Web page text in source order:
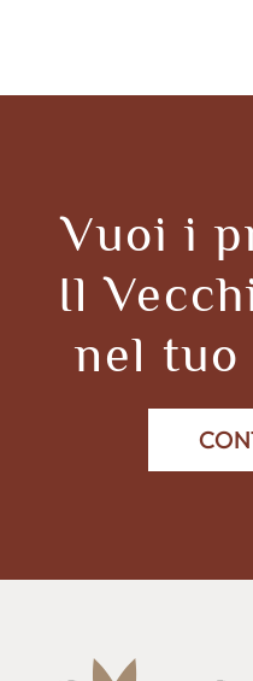
Vuoi i
Il
nel tuo